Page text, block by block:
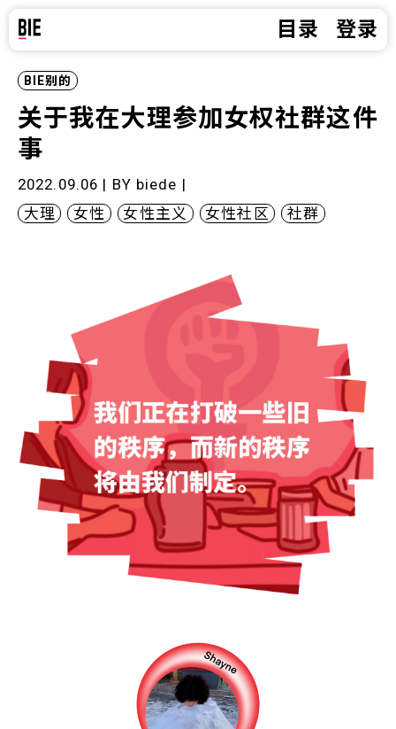
目录 登录
BIE别的
关于我在大理参加女权社群这件
事
2022.09.06 | BY biede |
大理
女性 女性主义 女性社区 社群